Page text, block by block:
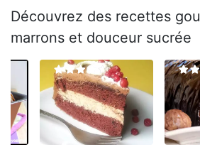
Découvrez des recettes
marrons et douceur sucrée